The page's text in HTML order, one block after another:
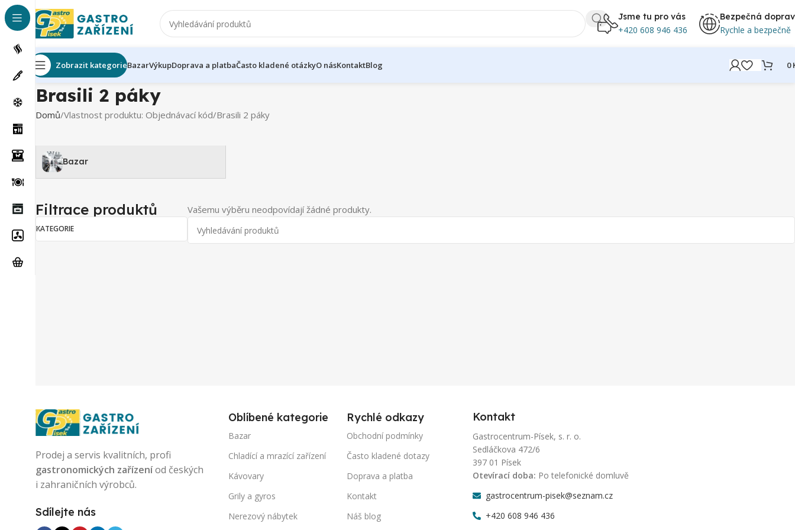
Jsme tu pro vás
+420 608 946 436
Bezpečná
Rychle a bezpečně
Zobrazit kategorieBazarVýkupDoprava a platbaČasto kladené otázkyO násKontaktBlog 0
Brasili 2 páky
Domů Vlastnost produktu: Objednávací kód Brasili 2 páky
Bazar
Filtrace produktů
KATEGORIE
Vašemu výběru neodpovídají žádné produkty.
Prodej a servis kvalitních, profi
gastronomických zařízeníod českých
i zahraničních výrobců.
Sdílejte nás
Oblíbené kategorie
Bazar
Chladící a mrazící zařízení
Kávovary
Grily a gyros
Nerezový nábytek
Rychlé odkazy
Obchodní podmínky
Často kladené dotazy
Doprava a platba
Kontakt
Náš blog
Kontakt
Gastrocentrum-Písek, s. r. o.
Sedláčkova 472/6
397 01 Písek
Otevírací doba: Po telefonické domluvě
gastrocentrum-pisek@seznam.cz
+420 608 946 436